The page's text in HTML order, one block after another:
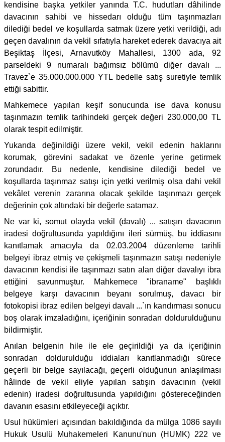
kendisine başka yetkiler yanında T.C. hudutları dâhilinde
davacının sahibi ve hissedarı olduğu tüm taşınmazları
dilediği bedel ve koşullarda satmak üzere yetki verildiği, adı
geçen davalının da vekil sıfatıyla hareket ederek davacıya ait
Beşiktaş İlçesi, Arnavutköy Mahallesi, 1300 ada, 92
parseldeki 9 numaralı bağımsız bölümü diğer davalı ...
Travez`e 35.000.000.000 YTL bedelle satış suretiyle temlik
ettiği sabittir.
Mahkemece yapılan keşif sonucunda ise dava konusu
taşınmazın temlik tarihindeki gerçek değeri 230.000,00 TL
olarak tespit edilmiştir.
Yukarıda değinildiği üzere vekil, vekil edenin haklarını
korumak, görevini sadakat ve özenle yerine getirmek
zorundadır. Bu nedenle, kendisine dilediği bedel ve
koşullarda taşınmaz satışı için yetki verilmiş olsa dahi vekil
vekâlet verenin zararına olacak şekilde taşınmazı gerçek
değerinin çok altındaki bir değerle satamaz.
Ne var ki, somut olayda vekil (davalı) ... satışın davacının
iradesi doğrultusunda yapıldığını ileri sürmüş, bu iddiasını
kanıtlamak amacıyla da 02.03.2004 düzenleme tarihli
belgeyi ibraz etmiş ve çekişmeli taşınmazın satışı nedeniyle
davacının kendisi ile taşınmazı satın alan diğer davalıyı ibra
ettiğini savunmuştur. Mahkemece "ibraname" başlıklı
belgeye karşı davacının beyanı sorulmuş, davacı bir
fotokopisi ibraz edilen belgeyi davalı ...`ın kandırması sonucu
boş olarak imzaladığını, içeriğinin sonradan doldurulduğunu
bildirmiştir.
Anılan belgenin hile ile ele geçirildiği ya da içeriğinin
sonradan doldurulduğu iddiaları kanıtlanmadığı sürece
geçerli bir belge sayılacağı, geçerli olduğunun anlaşılması
hâlinde de vekil eliyle yapılan satışın davacının (vekil
edenin) iradesi doğrultusunda yapıldığını göstereceğinden
davanın esasını etkileyeceği açıktır.
Usul hükümleri açısından bakıldığında da mülga 1086 sayılı
Hukuk Usulü Muhakemeleri Kanunu'nun (HUMK) 222 ve